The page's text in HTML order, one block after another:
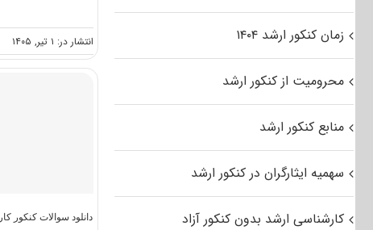
انتشار در: ۱ تیر, ۱۴۰۵
دانلود سوالات کنکور
زمان کنکور ارشد ۱۴۰۴
محرومیت از کنکور ارشد
منابع کنکور ارشد
سهمیه ایثارگران در کنکور ارشد
کارشناسی ارشد بدون کنکور آزاد